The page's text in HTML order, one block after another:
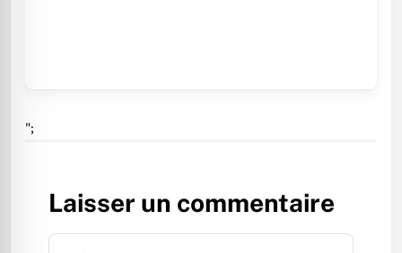
";
Laisser un commentaire
Commentaire